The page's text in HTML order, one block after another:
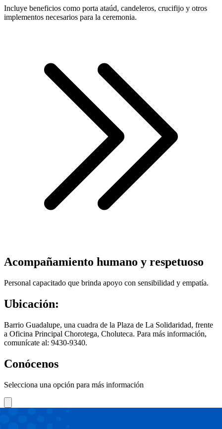
Incluye beneficios como porta ataúd, candeleros, crucifijo y otros
implementos necesarios para la ceremonia.
Acompañamiento humano y respetuoso
Personal capacitado que brinda apoyo con sensibilidad y empatía.
Ubicación:
Barrio Guadalupe, una cuadra de la Plaza de La Solidaridad, frente
a Oficina Principal Chorotega, Choluteca. Para más información,
comunícate al: 9430-9340.
Conócenos
Selecciona una opción para más información